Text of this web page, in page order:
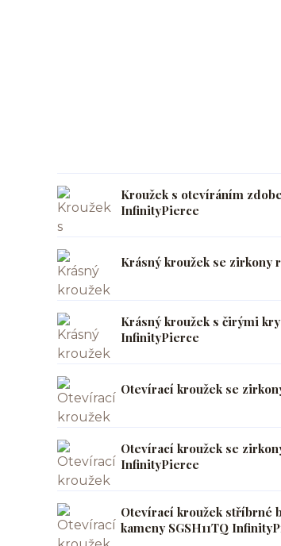
Kroužek s otevíráním
InfinityPierce
Krásný kroužek se zirkony
Krásný kroužek s čirými
InfinityPierce
Otevírací kroužek se
Otevírací kroužek se
InfinityPierce
Otevírací kroužek stříbrné
kameny SGSH11TQ